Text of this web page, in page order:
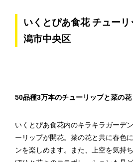
いくとぴあ食花 チュー
潟市中央区
50品種3万本のチューリップと菜の
いくとぴあ食花内のキラキラガーデ
ーリップが開花。菜の花と共に春色
ンを楽しめます。また、上空を気持